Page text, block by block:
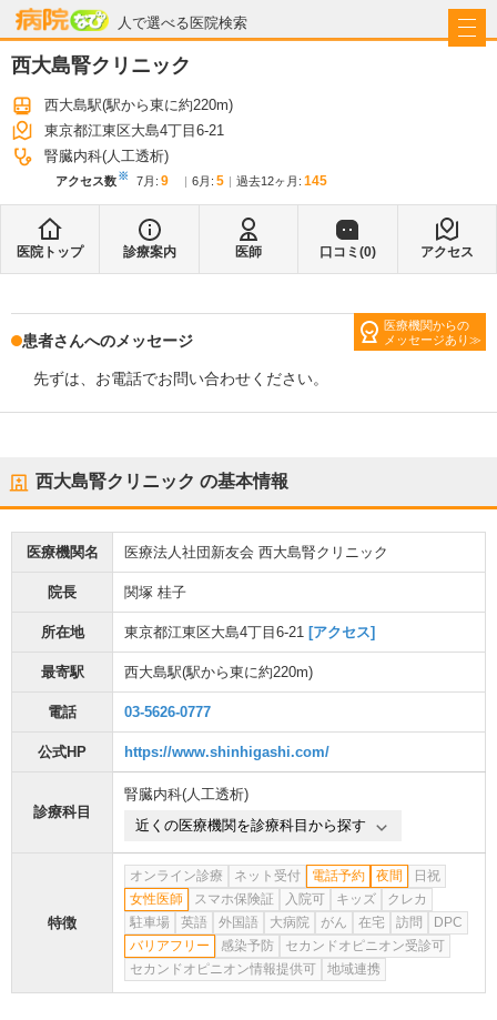
人で選べる医院検索
病院なび
西大島腎クリニック
西大島駅(駅から東に約220m)
東京都江東区大島4丁目6-21
腎臓内科(人工透析)
アクセス数※ 7月 : 9 6月 : 5 過去12ヶ月: 145
医院トップ 診療案内 医師 口コミ(0) アクセス
医療機関からの
メッセージあり
患者さんへのメッセージ
先ずは、お電話でお問い合わせください。
西大島腎クリニック の基本情報
医療機関名 医療法人社団新友会 西大島腎クリニック
院長 関塚 桂子
所在地 東京都江東区大島4丁目6-21 [アクセス]
最寄駅 西大島駅(駅から東に約220m)
電話 03-5626-0777
公式HP https://www.shinhigashi.com/
診療科目
腎臓内科(人工透析)
近くの医療機関を診療科目から探す
特徴
オンライン診療 ネット受付 電話予約 夜間
日祝
女性医師
スマホ保険証 入院可 キッズ
クレカ
駐車場
英語 外国語 大病院 がん 在宅 訪問
DPC
バリアフリー
感染予防
セカンドオピニオン受診可
セカンドオピニオン情報提供可
地域連携